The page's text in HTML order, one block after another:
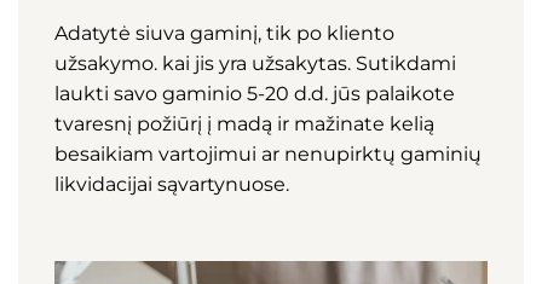
Adatytė siuva gaminį, tik po kliento
užsakymo. kai jis yra užsakytas. Sutikdami
laukti savo gaminio 5-20 d.d. jūs palaikote
tvaresnį požiūrį į madą ir mažinate kelią
besaikiam vartojimui ar nenupirktų gaminių
likvidacijai sąvartynuose.